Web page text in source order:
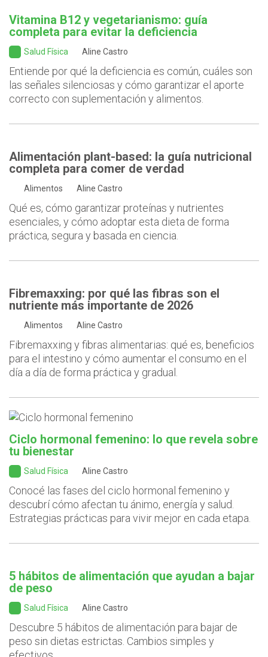
Vitamina B12 y vegetarianismo: guía
completa para evitar la deficiencia
Salud Física Aline Castro
Entiende por qué la deficiencia es común, cuáles son
las señales silenciosas y cómo garantizar el aporte
correcto con suplementación y alimentos.
Alimentación plant-based: la guía nutricional
completa para comer de verdad
Alimentos Aline Castro
Qué es, cómo garantizar proteínas y nutrientes
esenciales, y cómo adoptar esta dieta de forma
práctica, segura y basada en ciencia.
Fibremaxxing: por qué las fibras son el
nutriente más importante de 2026
Alimentos Aline Castro
Fibremaxxing y fibras alimentarias: qué es, beneficios
para el intestino y cómo aumentar el consumo en el
día a día de forma práctica y gradual.
Ciclo hormonal femenino: lo que revela sobre
tu bienestar
Salud Física Aline Castro
Conocé las fases del ciclo hormonal femenino y
descubrí cómo afectan tu ánimo, energía y salud.
Estrategias prácticas para vivir mejor en cada etapa.
5 hábitos de alimentación que ayudan a bajar
de peso
Salud Física Aline Castro
Descubre 5 hábitos de alimentación para bajar de
peso sin dietas estrictas. Cambios simples y